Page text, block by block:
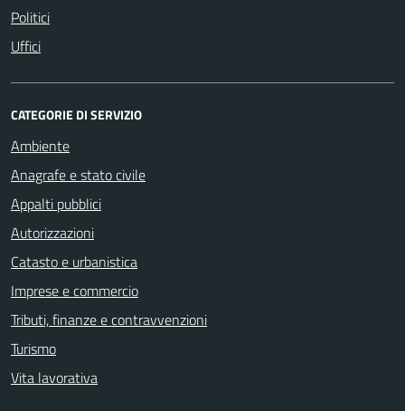
Politici
Uffici
CATEGORIE DI SERVIZIO
Ambiente
Anagrafe e stato civile
Appalti pubblici
Autorizzazioni
Catasto e urbanistica
Imprese e commercio
Tributi, finanze e contravvenzioni
Turismo
Vita lavorativa